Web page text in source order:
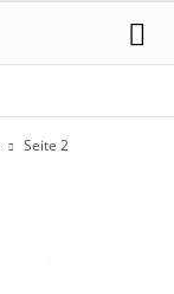
Seite 2